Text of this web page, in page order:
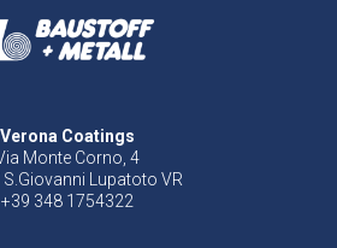
Verona Coatings
Monte Corno, 4
Lupatoto VR
+39 348 1754322